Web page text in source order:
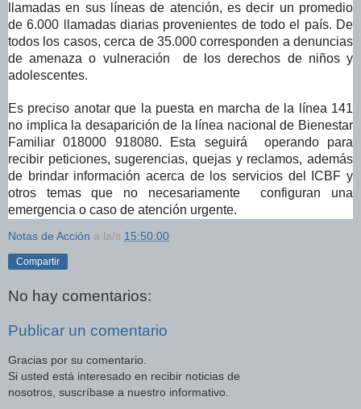
llamadas en sus líneas de atención, es decir un promedio
de 6.000 llamadas diarias provenientes de todo el país. De
todos los casos, cerca de 35.000 corresponden a denuncias
de amenaza o vulneración de los derechos de niños y
adolescentes.
Es preciso anotar que la puesta en marcha de la línea 141
no implica la desaparición de la línea nacional de Bienestar
Familiar 018000 918080. Esta seguirá operando para
recibir peticiones, sugerencias, quejas y reclamos, además
de brindar información acerca de los servicios del ICBF y
otros temas que no necesariamente configuran una
emergencia o caso de atención urgente.
Notas de Acción a la/s 15:50:00
Compartir
No hay comentarios:
Publicar un comentario
Gracias por su comentario.
Si usted está interesado en recibir noticias de
nosotros, suscríbase a nuestro informativo.